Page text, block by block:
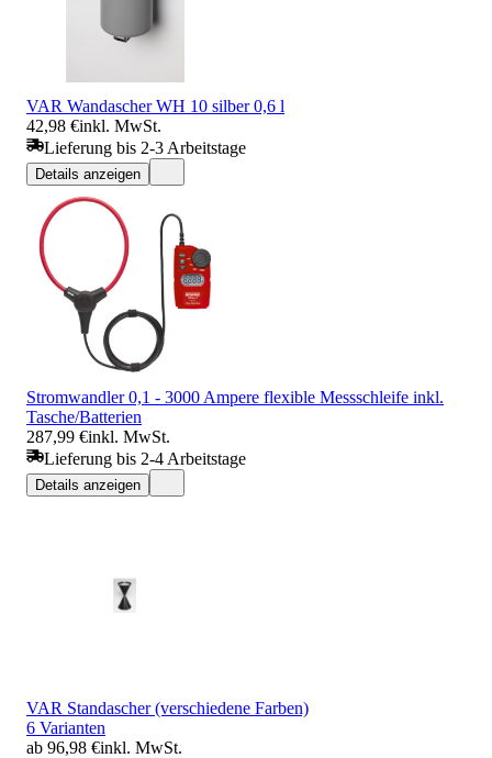
VAR Wandascher WH 10 silber 0,6 l
42,98 €inkl. MwSt.
Lieferung bis 2-3 Arbeitstage
Details anzeigen
Stromwandler 0,1 - 3000 Ampere flexible Messschleife inkl.
Tasche/Batterien
287,99 €inkl. MwSt.
Lieferung bis 2-4 Arbeitstage
Details anzeigen
VAR Standascher (verschiedene Farben)
6 Varianten
ab 96,98 €inkl. MwSt.